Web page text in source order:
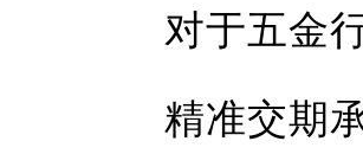
对于五金
精准交期